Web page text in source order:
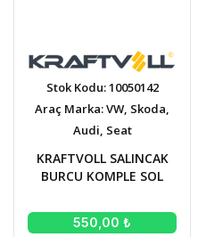
Stok Kodu: 10050142
Araç Marka: VW, Skoda,
Audi, Seat
KRAFTVOLL SALINCAK
BURCU KOMPLE SOL
550,00 ₺